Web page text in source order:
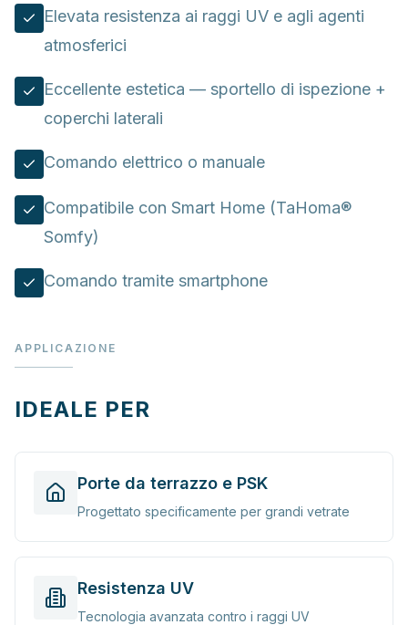
Elevata resistenza ai raggi UV e agli agenti
atmosferici
Eccellente estetica — sportello di ispezione +
coperchi laterali
Comando elettrico o manuale
Compatibile con Smart Home (TaHoma®
Somfy)
Comando tramite smartphone
APPLICAZIONE
IDEALE PER
Porte da terrazzo e PSK
Progettato specificamente per grandi vetrate
Resistenza UV
Tecnologia avanzata contro i raggi UV